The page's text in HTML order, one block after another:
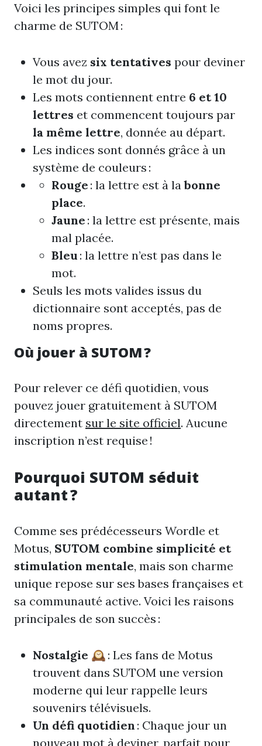
Voici les principes simples qui font le
charme de SUTOM :
Vous avez six tentatives pour deviner
le mot du jour.
Les mots contiennent entre 6 et 10
lettres et commencent toujours par
la même lettre, donnée au départ.
Les indices sont donnés grâce à un
système de couleurs :
Rouge : la lettre est à labonne
place.
Jaune : la lettre est présente, mais
mal placée.
Bleu : la lettre n’est pas dans le
mot.
Seuls les mots valides issus du
dictionnaire sont acceptés, pas de
noms propres.
Où jouer à SUTOM ?
Pour relever ce défi quotidien, vous
pouvez jouer gratuitement à SUTOM
directement sur le site officiel. Aucune
inscription n’est requise !
Pourquoi SUTOM séduit
autant ?
Comme ses prédécesseurs Wordle et
Motus, SUTOM combine simplicité et
stimulation mentale, mais son charme
unique repose sur ses bases françaises et
sa communauté active. Voici les raisons
principales de son succès :
Nostalgie 🕰️ : Les fans de Motus
trouvent dans SUTOM une version
moderne qui leur rappelle leurs
souvenirs télévisuels.
Un défi quotidien : Chaque jour un
nouveau mot à deviner, parfait pour